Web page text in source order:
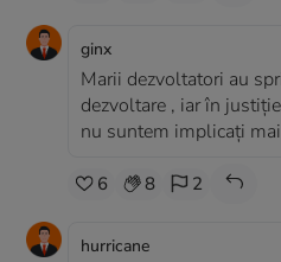
ginx
Marii dezvoltatori au
dezvoltare , iar în
nu suntem implicați
6 8 2
hurricane